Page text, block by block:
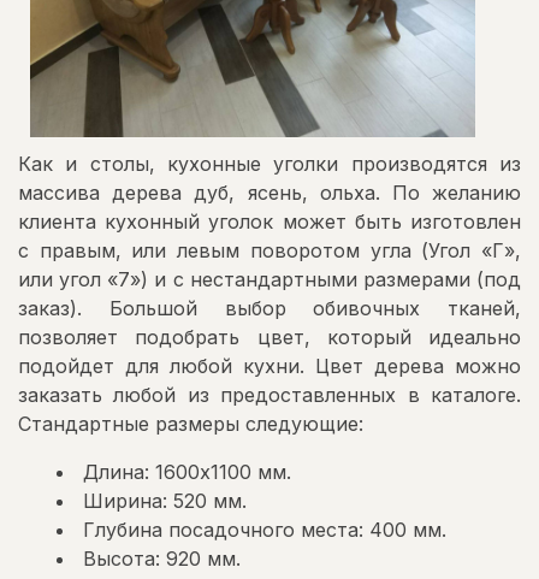
Как и столы, кухонные уголки производятся из
массива дерева дуб, ясень, ольха. По желанию
клиента кухонный уголок может быть изготовлен
с правым, или левым поворотом угла (Угол «Г»,
или угол «7») и с нестандартными размерами (под
заказ). Большой выбор обивочных тканей,
позволяет подобрать цвет, который идеально
подойдет для любой кухни. Цвет дерева можно
заказать любой из предоставленных в каталоге.
Стандартные размеры следующие:
Длина: 1600х1100 мм.
Ширина: 520 мм.
Глубина посадочного места: 400 мм.
Высота: 920 мм.